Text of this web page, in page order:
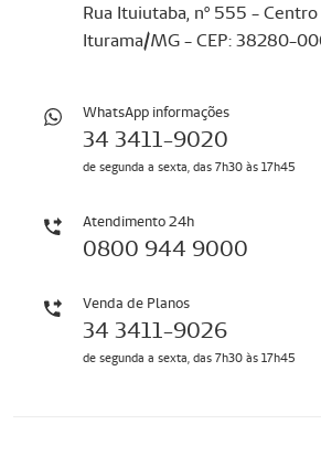
Rua Ituiutaba, nº 555 - Centro
Iturama/MG - CEP: 38280-
WhatsApp informações
34 3411-9020
de segunda a sexta, das 7h30 às 17h45
Atendimento 24h
0800 944 9000
Venda de Planos
34 3411-9026
de segunda a sexta, das 7h30 às 17h45